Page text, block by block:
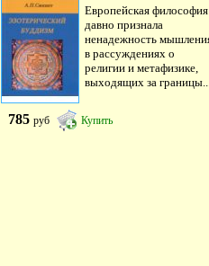
Европейская философия
давно признала
ненадежность
в рассуждениях о
религии и метафизике,
выходящих за
785 руб Купить